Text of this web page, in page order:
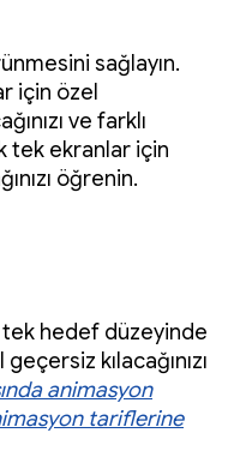
sağlayın.
için özel
ve farklı
tek ekranlar için
öğrenin.
hedef düzeyinde
kılacağınızı
animasyon
tariflerine